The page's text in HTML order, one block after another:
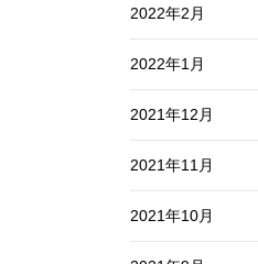
2022年2月
2022年1月
2021年12月
2021年11月
2021年10月